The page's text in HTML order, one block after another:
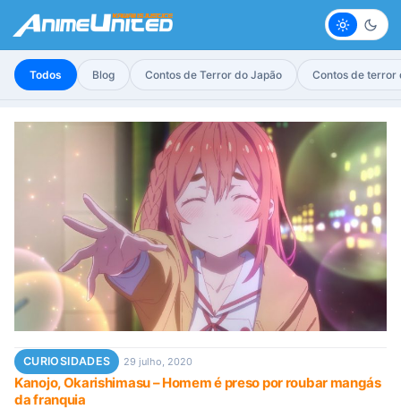
Claro
Todos Blog Contos de Terror do Japão Contos de terror
CURIOSIDADES 29 julho, 2020
Kanojo, Okarishimasu – Homem é preso por roubar mangás
da franquia